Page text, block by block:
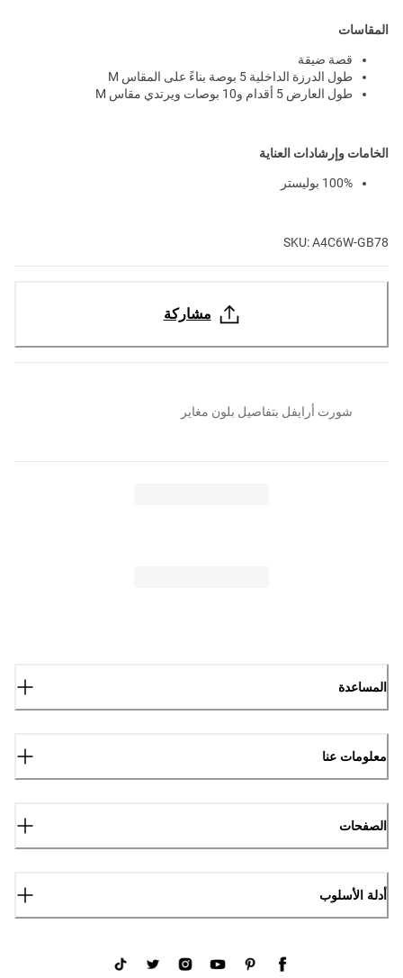
المقاسات
قصة ضيقة
طول الدرزة الداخلية 5 بوصة بناءً على المقاس M
طول العارض 5 أقدام و10 بوصات ويرتدي مقاس M
الخامات وإرشادات العناية
100% بوليستر
SKU: A4C6W-GB78
مشاركة
شورت أرايفل بتفاصيل بلون مغاير
المساعدة
معلومات عنا
الصفحات
أدلة الأسلوب